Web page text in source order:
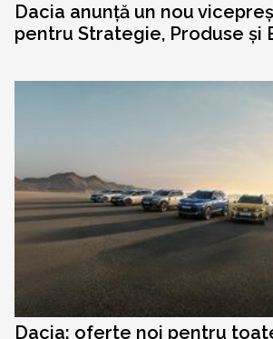
Dacia anunță un nou
pentru Strategie, Produse și
Dacia: oferte noi pentru